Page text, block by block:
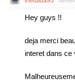
Hey guys !!
deja merci
interet dans ce